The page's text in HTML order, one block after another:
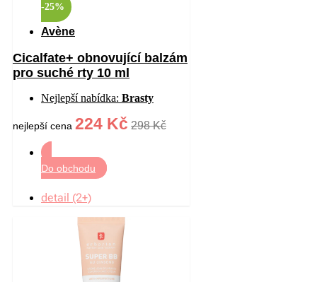
-25%
Avène
Cicalfate+ obnovující balzám
pro suché rty 10 ml
Nejlepší nabídka: Brasty
nejlepší cena 224 Kč 298 Kč
Do obchodu
detail (2+)